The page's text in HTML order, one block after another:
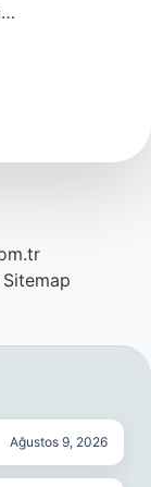
Sitemap
Ağustos 9, 2026